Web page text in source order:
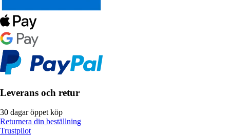
Leverans och retur
30 dagar öppet köp
Returnera din beställning
Trustpilot